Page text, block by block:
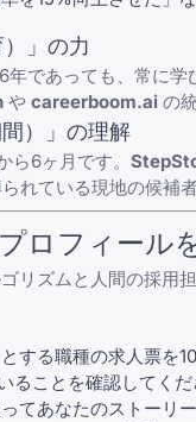
」の力
であっても、常に
や careerboom.ai の
）」の理解
ら6ヶ月です。
れている現地の候補
ロフィール
リズムと人間の採
する職種の求人票を
ることを確認してく
てあなたのストーリ